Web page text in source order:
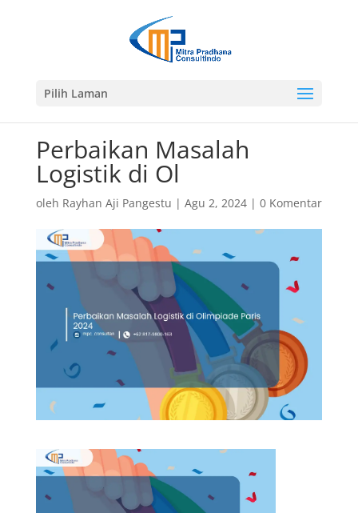
Pilih Laman
Perbaikan Masalah
Logistik di Ol
oleh Rayhan Aji Pangestu | Agu 2, 2024| 0 Komentar